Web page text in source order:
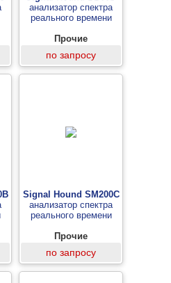
анализатор спектра
реального времени
Прочие
по запросу
Signal Hound SM200C
анализатор спектра
реального времени
Прочие
по запросу